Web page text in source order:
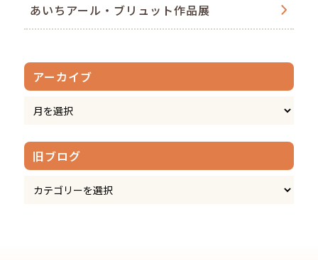
あいちアール・ブリュット作品展
アーカイブ
旧ブログ